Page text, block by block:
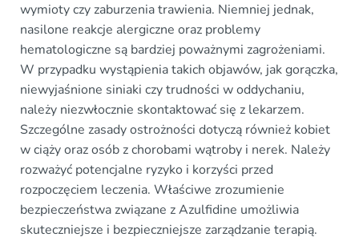
wymioty czy zaburzenia trawienia. Niemniej jednak,
nasilone reakcje alergiczne oraz problemy
hematologiczne są bardziej poważnymi zagrożeniami.
W przypadku wystąpienia takich objawów, jak gorączka,
niewyjaśnione siniaki czy trudności w oddychaniu,
należy niezwłocznie skontaktować się z lekarzem.
Szczególne zasady ostrożności dotyczą również kobiet
w ciąży oraz osób z chorobami wątroby i nerek. Należy
rozważyć potencjalne ryzyko i korzyści przed
rozpoczęciem leczenia. Właściwe zrozumienie
bezpieczeństwa związane z Azulfidine umożliwia
skuteczniejsze i bezpieczniejsze zarządzanie terapią.